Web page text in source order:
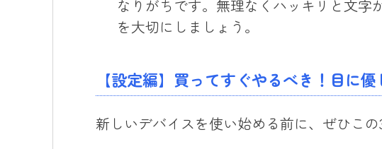
なりがちです。無理なくハッキリと文字
を大切にしましょう。
【設定編】買ってすぐやるべき！目に
新しいデバイスを使い始める前に、ぜひこの